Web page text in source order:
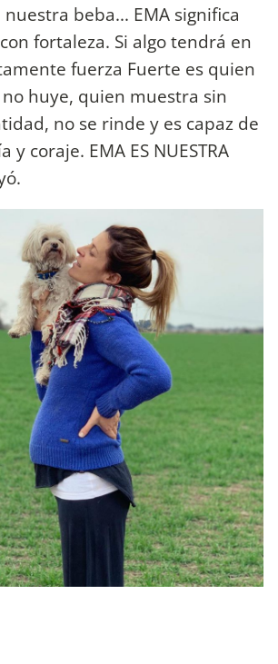
beba... EMA significa
fortaleza. Si algo tendrá en
fuerza Fuerte es quien
huye, quien muestra sin
no se rinde y es capaz de
y coraje. EMA ES NUESTRA